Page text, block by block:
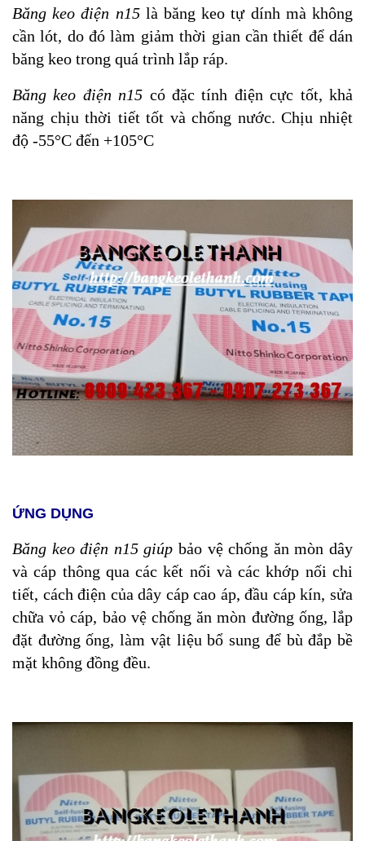
Băng keo điện n15là băng keo tự dính mà không
cần lót, do đó làm giảm thời gian cần thiết để dán
băng keo trong quá trình lắp ráp.
Băng keo điện n15 có đặc tính điện cực tốt, khả
năng chịu thời tiết tốt và chống nước. Chịu nhiệt
độ -55°C đến +105°C
ỨNG DỤNG
Băng keo điện n15 giúp bảo vệ chống ăn mòn dây
và cáp thông qua các kết nối và các khớp nối chi
tiết, cách điện của dây cáp cao áp, đầu cáp kín, sửa
chữa vỏ cáp, bảo vệ chống ăn mòn đường ống, lắp
đặt đường ống, làm vật liệu bổ sung để bù đắp bề
mặt không đồng đều.